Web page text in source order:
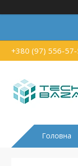
+380 (97) 556-
Головна